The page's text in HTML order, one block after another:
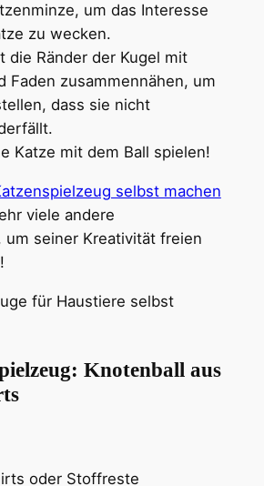
um das Interesse
zu wecken.
die Ränder der Kugel mit
Faden zusammennähen, um
dass sie nicht
Katze mit dem Ball spielen!
selbst machen
viele andere
um seiner Kreativität freien
Knotenball aus
oder Stoffreste